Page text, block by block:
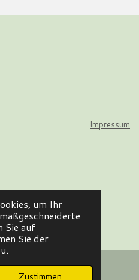
um Ihr
Sie auf
Sie der
Zustimmen
Impressum